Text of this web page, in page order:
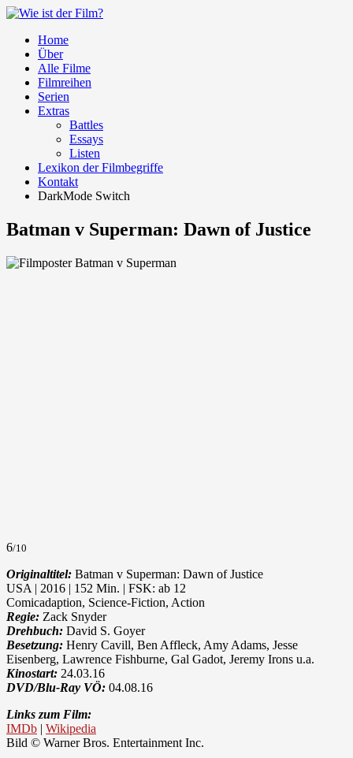
Home
Über
Alle Filme
Filmreihen
Serien
Extras
Battles
Essays
Listen
Lexikon der Filmbegriffe
Kontakt
DarkMode Switch
Batman v Superman: Dawn of Justice
6/10
Originaltitel: Batman v Superman: Dawn of Justice
USA | 2016 | 152 Min. | FSK: ab 12
Comicadaption, Science-Fiction, Action
Regie: Zack Snyder
Drehbuch: David S. Goyer
Besetzung: Henry Cavill, Ben Affleck, Amy Adams, Jesse
Eisenberg, Lawrence Fishburne, Gal Gadot, Jeremy Irons u.a.
Kinostart: 24.03.16
DVD/Blu-Ray VÖ: 04.08.16
Links zum Film:
IMDb | Wikipedia
Bild © Warner Bros. Entertainment Inc.